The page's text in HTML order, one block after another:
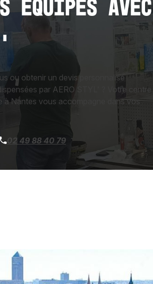
équipes avec
ou obtenir un devis personnalisé
par AERO STYL' ? Votre centre
à Nantes vous accompagne dans vos
02 49 88 40 79